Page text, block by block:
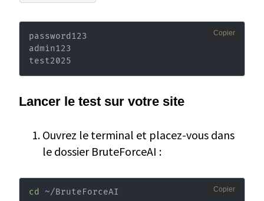
password123
admin123
test2025
Copier
Lancer le test sur votre site
Ouvrez le terminal et placez-vous dans
le dossier BruteForceAI :
cd ~/BruteForceAI Copier